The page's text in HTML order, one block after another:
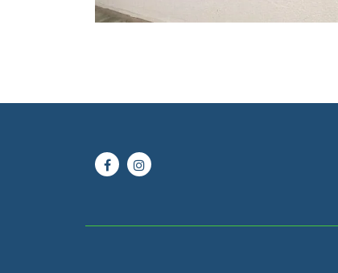
Online 24/7
960 73 03 04